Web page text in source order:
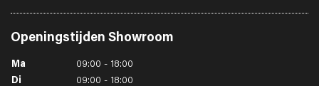
Openingstijden Showroom
Ma
09:00 - 18:00
Di
09:00 - 18:00